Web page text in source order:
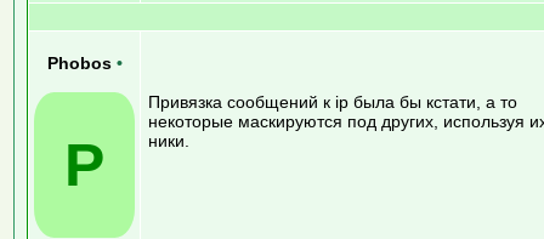
Phobos •
P
Привязка сообщений к ip была бы кстати, а то
некоторые маскируются под других, используя
ники.